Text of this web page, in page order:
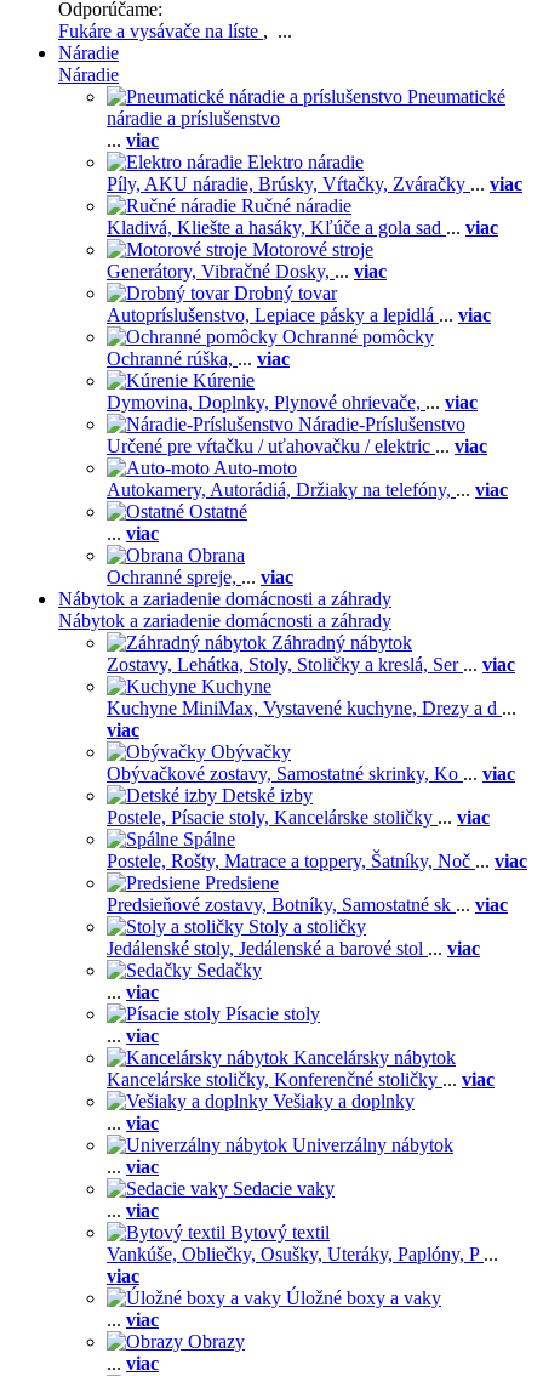
Odporúčame:
Fukáre a vysávače na líste , ...
Náradie
Náradie
Pneumatické
náradie a príslušenstvo
... viac
Elektro náradie
Píly, AKU náradie, Brúsky, Vŕtačky, Zváračky ... viac
Ručné náradie
Kladivá, Kliešte a hasáky, Kľúče a gola sad ... viac
Motorové stroje
Generátory, Vibračné Dosky, ... viac
Drobný tovar
Autopríslušenstvo, Lepiace pásky a lepidlá ... viac
Ochranné pomôcky
Ochranné rúška, ... viac
Kúrenie
Dymovina, Doplnky, Plynové ohrievače, ... viac
Náradie-Príslušenstvo
Určené pre vŕtačku / uťahovačku / elektric ... viac
Auto-moto
Autokamery, Autorádiá, Držiaky na telefóny, ... viac
Ostatné
... viac
Obrana
Ochranné spreje, ... viac
Nábytok a zariadenie domácnosti a záhrady
Nábytok a zariadenie domácnosti a záhrady
Záhradný nábytok
Zostavy, Lehátka, Stoly, Stoličky a kreslá, Ser ... viac
Kuchyne
Kuchyne MiniMax, Vystavené kuchyne, Drezy a d ...
viac
Obývačky
Obývačkové zostavy, Samostatné skrinky, Ko ... viac
Detské izby
Postele, Písacie stoly, Kancelárske stoličky ... viac
Spálne
Postele, Rošty, Matrace a toppery, Šatníky, Noč ... viac
Predsiene
Predsieňové zostavy, Botníky, Samostatné sk ... viac
Stoly a stoličky
Jedálenské stoly, Jedálenské a barové stol ... viac
Sedačky
... viac
Písacie stoly
... viac
Kancelársky nábytok
Kancelárske stoličky, Konferenčné stoličky ... viac
Vešiaky a doplnky
... viac
Univerzálny nábytok
... viac
Sedacie vaky
... viac
Bytový textil
Vankúše, Obliečky, Osušky, Uteráky, Paplóny, P ...
viac
Úložné boxy a vaky
... viac
Obrazy
... viac